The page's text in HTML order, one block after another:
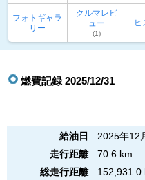
フォトギャラ
リー
クルマレビ
ュー
(1)
ヒ
燃費記録 2025/12/31
給油日
2025年12
走行距離
70.6 km
総走行距離
152,931.0